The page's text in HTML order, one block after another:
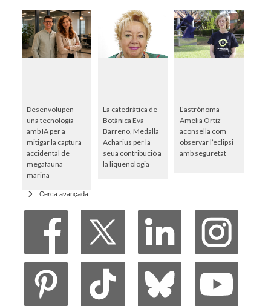
Desenvolupen
una tecnologia
amb IA per a
mitigar la captura
accidental de
megafauna
marina
La catedràtica de
Botànica Eva
Barreno, Medalla
Acharius per la
seua contribució a
la liquenologia
L'astrònoma
Amelia Ortiz
aconsella com
observar l’eclipsi
amb seguretat
Cerca avançada